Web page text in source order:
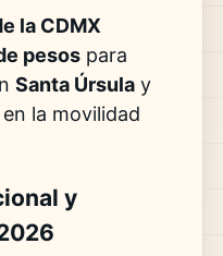
la CDMX
pesospara
Santa Úrsulay
la movilidad
y